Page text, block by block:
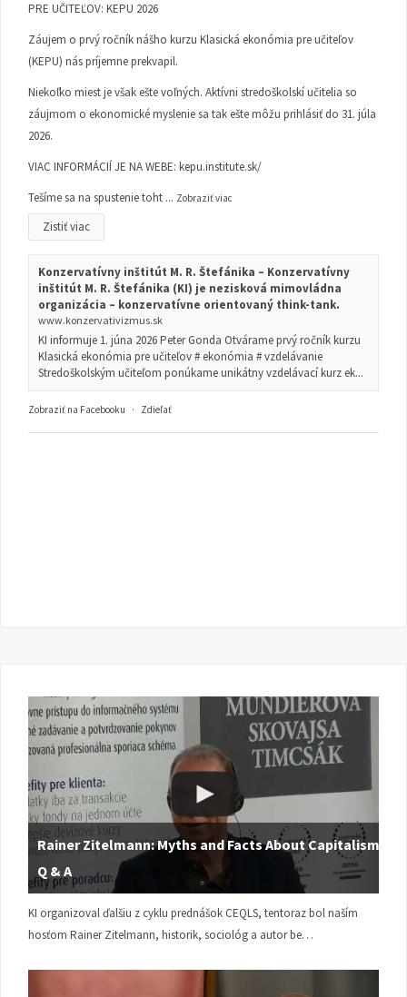
PRE UČITEĽOV: KEPU 2026
Záujem o prvý ročník nášho kurzu Klasická ekonómia pre učiteľov
(KEPU) nás príjemne prekvapil.
Niekoľko miest je však ešte voľných. Aktívni stredoškolskí učitelia so
záujmom o ekonomické myslenie sa tak ešte môžu prihlásiť do 31. júla
2026.
VIAC INFORMÁCIÍ JE NA WEBE: kepu.institute.sk/
Tešíme sa na spustenie toht ... Zobraziť viac
Zistiť viac
Konzervatívny inštitút M. R. Štefánika – Konzervatívny
inštitút M. R. Štefánika (KI) je nezisková mimovládna
organizácia – konzervatívne orientovaný think-tank.
www.konzervativizmus.sk
KI informuje 1. júna 2026 Peter Gonda Otvárame prvý ročník kurzu
Klasická ekonómia pre učiteľov # ekonómia # vzdelávanie
Stredoškolským učiteľom ponúkame unikátny vzdelávací kurz ek...
Zobraziť na Facebooku · Zdieľať
Rainer Zitelmann: Myths and Facts About Capitalism |
Q & A
KI organizoval ďalšiu z cyklu prednášok CEQLS, tentoraz bol naším
hosťom Rainer Zitelmann, historik, sociológ a autor be…